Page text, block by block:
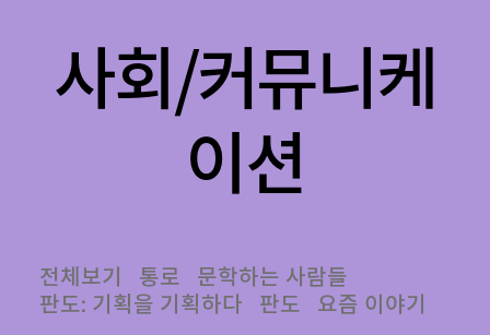
사회/커뮤니케
이션
전체보기 통로
문학하는 사람들
판도: 기획을 기획하다
판도 요즘 이야기